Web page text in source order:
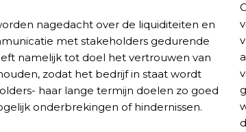
nagedacht over de liquiditeiten en
met stakeholders gedurende
namelijk tot doel het vertrouwen van
zodat het bedrijf in staat wordt
haar lange termijn doelen zo goed
onderbrekingen of hindernissen.